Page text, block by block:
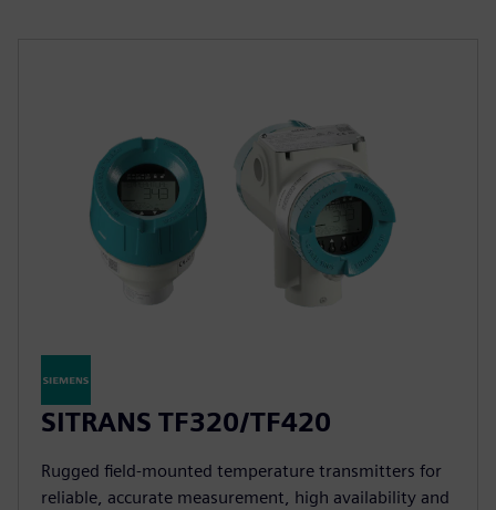
SITRANS TF320/TF420
Rugged field-mounted temperature transmitters for
reliable, accurate measurement, high availability and